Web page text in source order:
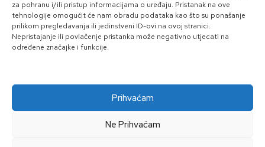
za pohranu i/ili pristup informacijama o uređaju. Pristanak na ove
tehnologije omogućit će nam obradu podataka kao što su ponašanje
prilikom pregledavanja ili jedinstveni ID-ovi na ovoj stranici.
Nepristajanje ili povlačenje pristanka može negativno utjecati na
određene značajke i funkcije.
Prihvaćam
Ne Prihvaćam
Otkrijte cijelu našu ponudu u svijetu staklene ambalaže uz D. I.
H.